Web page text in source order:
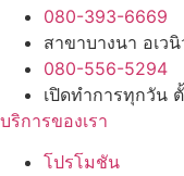
080-393-6669
สาขาบางนา อเว
080-556-5294
เปิดทำการทุกวัน
บริการของเรา
โปรโมชัน